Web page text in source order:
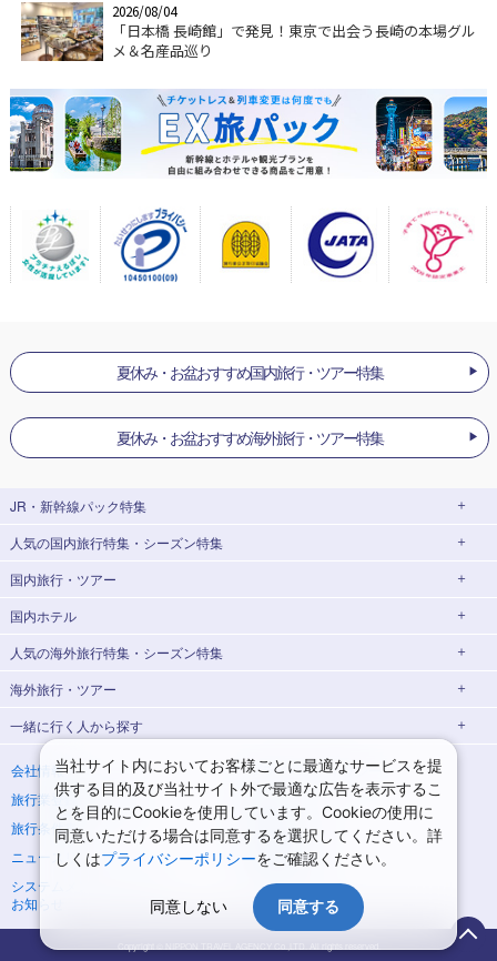
2026/08/04
「日本橋 長崎館」で発見！東京で出会う長崎の本場グル
メ＆名産品巡り
夏休み・お盆おすすめ国内旅行・ツアー特集
夏休み・お盆おすすめ海外旅行・ツアー特集
JR・新幹線パック特集
JR・新幹線＋ホテルパック
出張パック
人気の国内旅行特集・シーズン特集
東京ディズニーリゾート®への旅
ユニバーサル・スタジオ・ジャパン(USJ)
夏休み・お盆休み旅行 シルバーウィーク旅行
冬休み旅行 年末年始・お正月の旅行
国内旅行・ツアー
北海道旅行・ツアー
東北旅行・ツアー
青森旅行・ツアー
宮城旅行・ツアー
山形旅行・ツアー 福島旅行・ツアー
関東旅行・ツアー
東京旅行・ツアー 神奈川旅行・ツアー
埼玉旅行・ツアー 千葉旅行・ツアー
茨城旅行・ツアー 栃木旅行・ツアー
群馬旅行・ツアー
国内ホテル
北海道ホテル・旅館
青森ホテル・旅館 岩手ホテル・旅館
宮城ホテル・旅館 秋田ホテル・旅館
山形ホテル・旅館 福島ホテル・旅館
東京ホテル・旅館 神奈川ホテル・旅館
埼玉ホテル・旅館 千葉ホテル・旅館
人気の海外旅行特集・シーズン特集
添乗員付きツアー特集
海外航空券＋ホテル
海外世界遺産特集 ゴールデンウィーク(GW) 海外旅行
夏休み・お盆休みの海外旅行 シルバーウィークの海外旅行
年末年始・お正月の海外旅行
海外旅行・ツアー
ヨーロッパ
イタリア旅行・ツアー スペイン旅行・ツアー
フランス旅行・ツアー ドイツ旅行・ツアー
アジア
韓国旅行・ツアー 台湾旅行・ツアー
香港・マカオ旅行・ツアー タイ旅行・ツアー
シンガポール旅行・ツアー ベトナム旅行・ツアー
一緒に行く人から探す
一人旅 海外一人旅
家族・子連れ旅行 海外家族・子連れ旅行
カップル・夫婦旅行 海外カップル・夫婦旅行
海外女子旅
卒業旅行・学生旅行 海外卒業旅行・学生旅行
会社情報
プライバシーポリシー
旅行業登録票・約款
規約集
旅行条件書
商標について
ニュースリリース
採用情報
システムメンテナンスの
お知らせ
サイトマップ
当社サイト内においてお客様ごとに最適なサービスを提
供する目的及び当社サイト外で最適な広告を表示するこ
とを目的にCookieを使用しています。Cookieの使用に
同意いただける場合は同意するを選択してください。詳
しくはプライバシーポリシーをご確認ください。
同意しない 同意する